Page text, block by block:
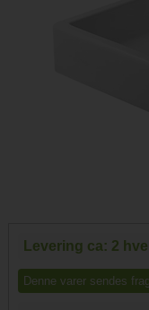
Levering ca: 2
Denne varer sendes